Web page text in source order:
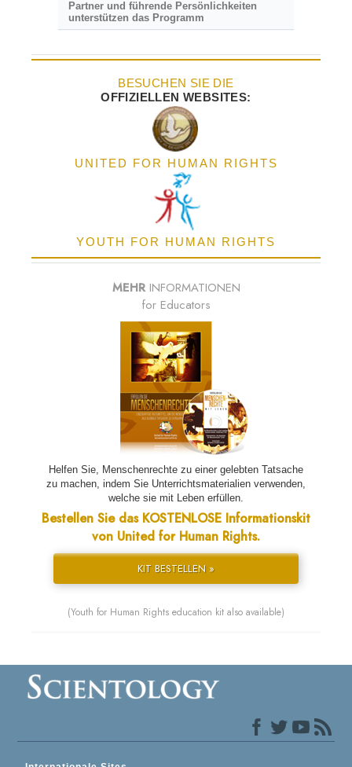
Partner und führende Persönlichkeiten
unterstützen das Programm
BESUCHEN SIE DIE
OFFIZIELLEN WEBSITES:
UNITED FOR HUMAN RIGHTS
YOUTH FOR HUMAN RIGHTS
MEHR INFORMATIONEN
for Educators
Helfen Sie, Menschenrechte zu einer gelebten Tatsache
zu machen, indem Sie Unterrichtsmaterialien verwenden,
welche sie mit Leben erfüllen.
Bestellen Sie das KOSTENLOSE Informationskit
von United for Human Rights.
KIT BESTELLEN »
(Youth for Human Rights education kit also available)